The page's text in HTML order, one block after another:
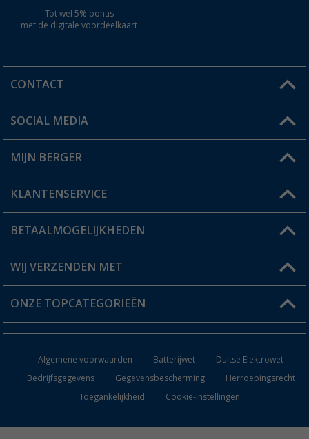
Tot wel 5% bonus
met de digitale voordeelkaart
CONTACT
Een vraag?
Winkel vinden
SOCIAL MEDIA
MIJN BERGER
Mijn account
Status bestelling
Verlanglijstje
KLANTENSERVICE
FAQ & Contact
Verzendinformatie
Catalogus
BETAALMOGELIJKHEDEN
WIJ VERZENDEN MET
ONZE TOPCATEGORIEËN
Keukenaccessoires
Campingmeubilair
Campingtoiletten
Algemene voorwaarden Batterijwet
Duitse Elektrowet
Bedrijfsgegevens
Gegevensbescherming
Herroepingsrecht
Toegankelijkheid
Cookie-instellingen